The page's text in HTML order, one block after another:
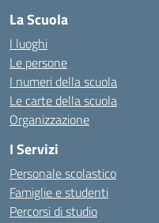
La Scuola
I luoghi
Le persone
I numeri della scuola
Le carte della scuola
Organizzazione
I Servizi
Personale scolastico
Famiglie e studenti
Percorsi di studio